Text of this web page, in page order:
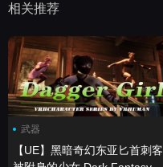
相关推荐
武器
【UE】黑暗奇幻东亚匕首刺客